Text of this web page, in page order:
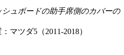
ュボードの助手席側のカバーの